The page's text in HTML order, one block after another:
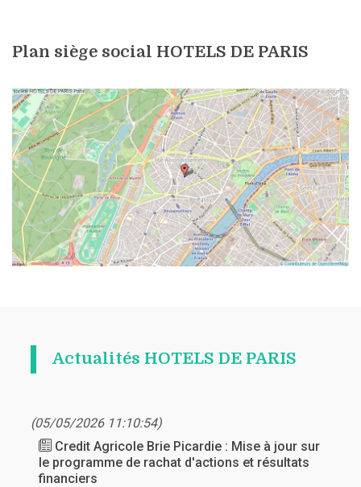
Plan siège social HOTELS DE PARIS
Actualités HOTELS DE PARIS
(05/05/2026 11:10:54)
Credit Agricole Brie Picardie : Mise à jour sur
le programme de rachat d'actions et résultats
financiers